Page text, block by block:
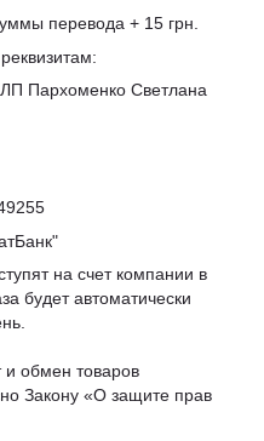
перевода + 15 грн.
Пархоменко Светлана
на счет компании в
будет автоматически
и обмен товаров
Закону «О защите прав